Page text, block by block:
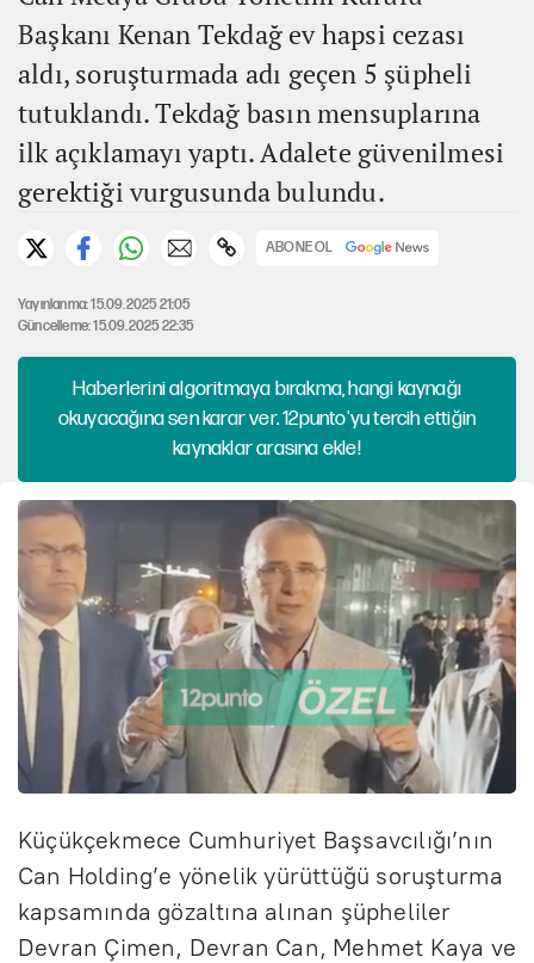
Başkanı Kenan Tekdağ ev hapsi cezası
aldı, soruşturmada adı geçen 5 şüpheli
tutuklandı. Tekdağ basın mensuplarına
ilk açıklamayı yaptı. Adalete güvenilmesi
gerektiği vurgusunda bulundu.
ABONE OL
Yayınlanma: 15.09.2025 21:05
Güncelleme: 15.09.2025 22:35
Haberlerini algoritmaya bırakma, hangi kaynağı
okuyacağına sen karar ver. 12punto'yu tercih ettiğin
kaynaklar arasına ekle!
Küçükçekmece Cumhuriyet Başsavcılığı’nın
Can Holding’e yönelik yürüttüğü soruşturma
kapsamında gözaltına alınan şüpheliler
Devran Çimen, Devran Can, Mehmet Kaya ve